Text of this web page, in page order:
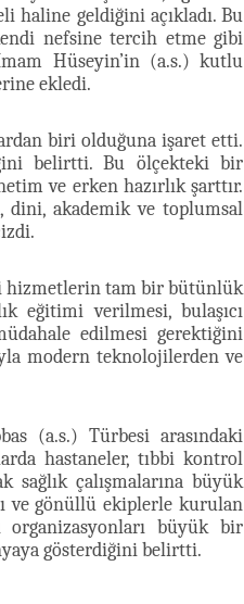
haline geldiğini açıkladı. Bu
nefsine tercih etme gibi
Hüseyin’in (a.s.) kutlu
ekledi.
biri olduğuna işaret etti.
belirtti. Bu ölçekteki bir
ve erken hazırlık şarttır.
dini, akademik ve toplumsal
hizmetlerin tam bir bütünlük
eğitimi verilmesi, bulaşıcı
edilmesi gerektiğini
modern teknolojilerden ve
(a.s.) Türbesi arasındaki
hastaneler, tıbbi kontrol
sağlık çalışmalarına büyük
ve gönüllü ekiplerle kurulan
organizasyonları büyük bir
gösterdiğini belirtti.